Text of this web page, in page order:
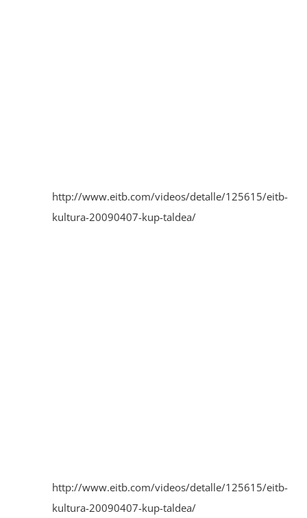
http://www.eitb.com/videos/detalle/125615/eitb-
kultura-20090407-kup-taldea/
http://www.eitb.com/videos/detalle/125615/eitb-
kultura-20090407-kup-taldea/